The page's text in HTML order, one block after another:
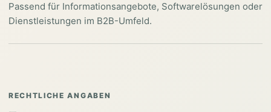
Passend für Informationsangebote, Softwarelösungen oder
Dienstleistungen im B2B-Umfeld.
RECHTLICHE ANGABEN